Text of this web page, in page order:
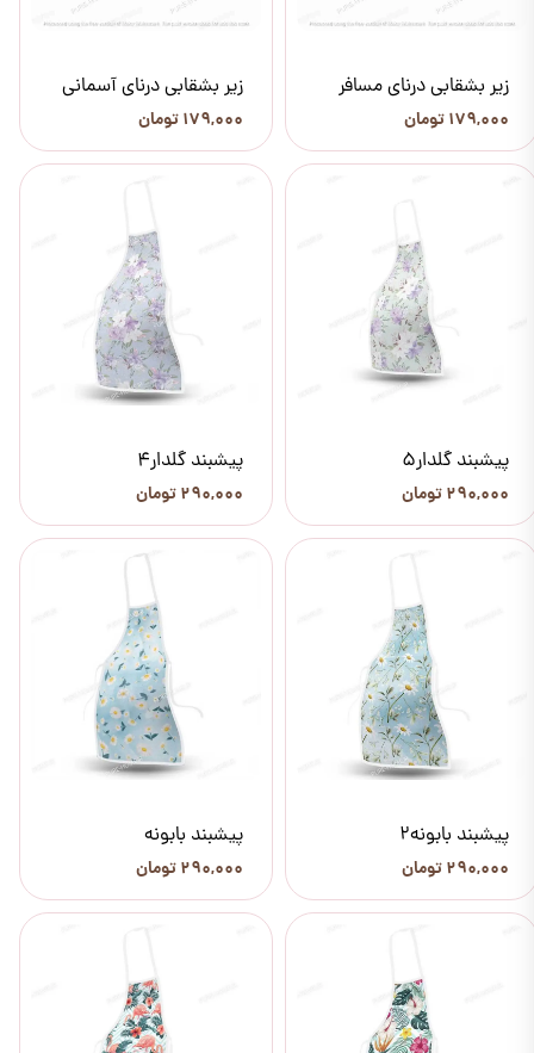
زیر بشقابی درنای مسافر
۱۷۹,۰۰۰ تومان
زیر بشقابی درنای آسمانی
۱۷۹,۰۰۰ تومان
پیشبند گلدار5
۲۹۰,۰۰۰ تومان
پیشبند گلدار4
۲۹۰,۰۰۰ تومان
پیشبند بابونه2
۲۹۰,۰۰۰ تومان
پیشبند بابونه
۲۹۰,۰۰۰ تومان